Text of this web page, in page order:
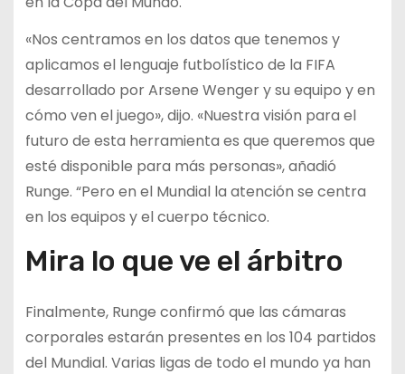
«Nos centramos en los datos que tenemos y
aplicamos el lenguaje futbolístico de la FIFA
desarrollado por Arsene Wenger y su equipo y en
cómo ven el juego», dijo. «Nuestra visión para el
futuro de esta herramienta es que queremos que
esté disponible para más personas», añadió
Runge. “Pero en el Mundial la atención se centra
en los equipos y el cuerpo técnico.
Mira lo que ve el árbitro
Finalmente, Runge confirmó que las cámaras
corporales estarán presentes en los 104 partidos
del Mundial. Varias ligas de todo el mundo ya han